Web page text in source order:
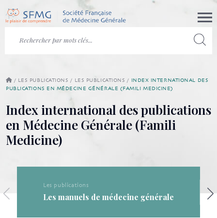
/ LES PUBLICATIONS / LES PUBLICATIONS / INDEX INTERNATIONAL DES
PUBLICATIONS EN MÉDECINE GÉNÉRALE (FAMILI MEDICINE)
Index international des publications
en Médecine Générale (Famili
Medicine)
générale Les publications de la